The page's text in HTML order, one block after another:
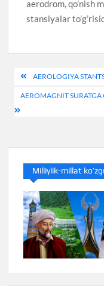
aerodrom, qo’nish
stansiyalar
Post
menyusi
AEROLOGIYA
AEROMAGNIT
Milliylik-millat